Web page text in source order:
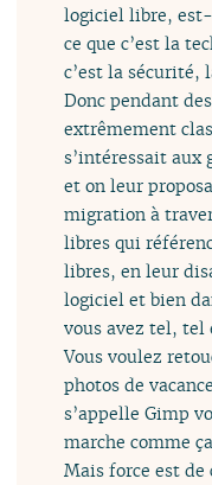
logiciel libre, est-
ce que c’est la
c’est la sécurité,
Donc pendant
extrêmement
s’intéressait aux
et on leur
migration à
libres qui
libres, en leur
logiciel et bien
vous avez tel, tel
Vous voulez
photos de
s’appelle Gimp
marche comme
Mais force est de